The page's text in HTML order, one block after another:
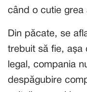
când o cutie grea
Din păcate, se
trebuit să fie, așa
legal, compania
despăgubire